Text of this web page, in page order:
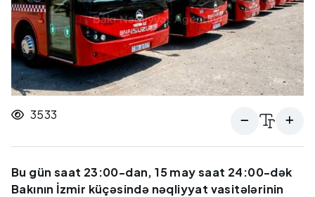
3533
Bu gün saat 23:00-dan, 15 may saat 24:00-dək
Bakının İzmir küçəsində nəqliyyat vasitələrinin